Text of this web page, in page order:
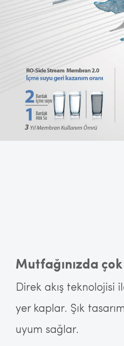
Mutfağınızda
Direk akış teknolojisi
yer kaplar. Şık
uyum sağlar.